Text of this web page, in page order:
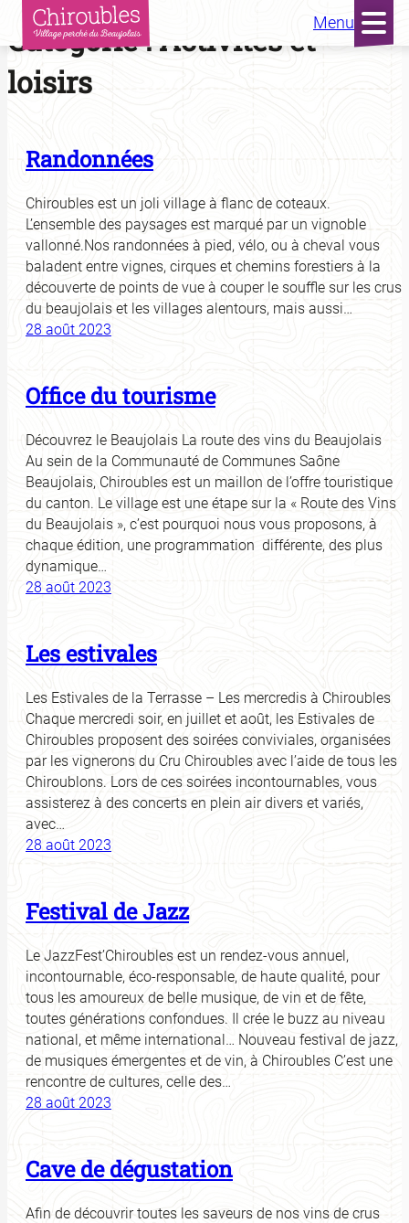
Aller
au
contenu
Menu
Catégorie :Activités et
loisirs
Randonnées
Chiroubles est un joli village à flanc de coteaux.
L’ensemble des paysages est marqué par un vignoble
vallonné.Nos randonnées à pied, vélo, ou à cheval vous
baladent entre vignes, cirques et chemins forestiers à la
découverte de points de vue à couper le souffle sur les crus
du beaujolais et les villages alentours, mais aussi…
28 août 2023
Office du tourisme
Découvrez le Beaujolais La route des vins du Beaujolais
Au sein de la Communauté de Communes Saône
Beaujolais, Chiroubles est un maillon de l’offre touristique
du canton. Le village est une étape sur la « Route des Vins
du Beaujolais », c’est pourquoi nous vous proposons, à
chaque édition, une programmation différente, des plus
dynamique…
28 août 2023
Les estivales
Les Estivales de la Terrasse – Les mercredis à Chiroubles
Chaque mercredi soir, en juillet et août, les Estivales de
Chiroubles proposent des soirées conviviales, organisées
par les vignerons du Cru Chiroubles avec l’aide de tous les
Chiroublons. Lors de ces soirées incontournables, vous
assisterez à des concerts en plein air divers et variés,
avec…
28 août 2023
Festival de Jazz
Le JazzFest’Chiroubles est un rendez-vous annuel,
incontournable, éco-responsable, de haute qualité, pour
tous les amoureux de belle musique, de vin et de fête,
toutes générations confondues. Il crée le buzz au niveau
national, et même international… Nouveau festival de jazz,
de musiques émergentes et de vin, à Chiroubles C’est une
rencontre de cultures, celle des…
28 août 2023
Cave de dégustation
Afin de découvrir toutes les saveurs de nos vins de crus